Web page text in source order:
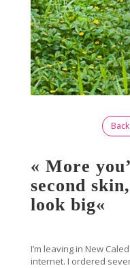
« More
second
look big«
I’m leaving in New
internet. I ordered